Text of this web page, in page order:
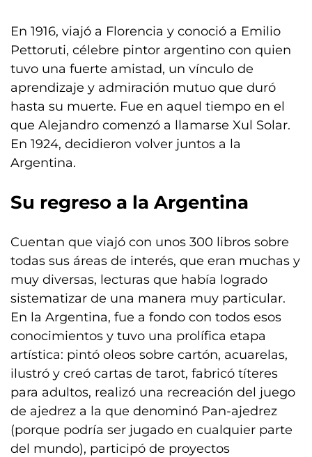
En 1916, viajó a Florencia y conoció a Emilio
Pettoruti, célebre pintor argentino con quien
tuvo una fuerte amistad, un vínculo de
aprendizaje y admiración mutuo que duró
hasta su muerte. Fue en aquel tiempo en el
que Alejandro comenzó a llamarse Xul Solar.
En 1924, decidieron volver juntos a la
Argentina.
Su regreso a la Argentina
Cuentan que viajó con unos 300 libros sobre
todas sus áreas de interés, que eran muchas y
muy diversas, lecturas que había logrado
sistematizar de una manera muy particular.
En la Argentina, fue a fondo con todos esos
conocimientos y tuvo una prolífica etapa
artística: pintó oleos sobre cartón, acuarelas,
ilustró y creó cartas de tarot, fabricó títeres
para adultos, realizó una recreación del juego
de ajedrez a la que denominó Pan-ajedrez
(porque podría ser jugado en cualquier parte
del mundo), participó de proyectos